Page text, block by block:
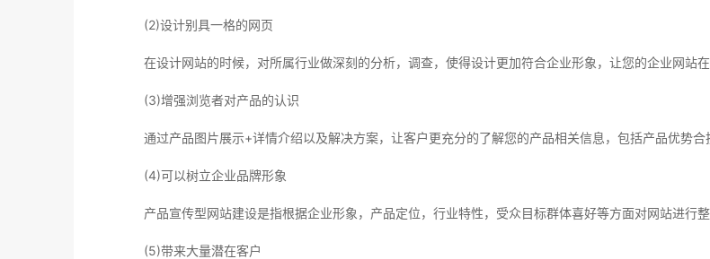
(2)设计别具一格的网页
在设计网站的时候，对所属行业做深刻的分析，调查，使得设计更加符合企业形象，让您的企业网站
(3)增强浏览者对产品的认识
通过产品图片展示+详情介绍以及解决方案，让客户更充分的了解您的产品相关信息，包括产品优势合
(4)可以树立企业品牌形象
产品宣传型网站建设是指根据企业形象，产品定位，行业特性，受众目标群体喜好等方面对网站进行
(5)带来大量潜在客户